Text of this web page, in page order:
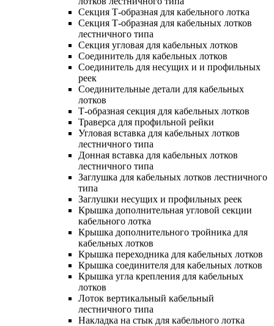
Секция Т-образная для кабельного лотка
Секция Т-образная для кабельных лотков
лестничного типа
Секция угловая для кабельных лотков
Соединитель для кабельных лотков
Соединитель для несущих и и профильных
реек
Соединительные детали для кабельных
лотков
Т-образная секция для кабельных лотков
Траверса для профильной рейки
Угловая вставка для кабельных лотков
лестничного типа
Донная вставка для кабельных лотков
лестничного типа
Заглушка для кабельных лотков лестничного
типа
Заглушки несущих и профильных реек
Крышка дополнительная угловой секции
кабельного лотка
Крышка дополнительного тройника для
кабельных лотков
Крышка переходника для кабельных лотков
Крышка соединителя для кабельных лотков
Крышка угла крепления для кабельных
лотков
Лоток вертикальный кабельный
лестничного типа
Накладка на стык для кабельного лотка